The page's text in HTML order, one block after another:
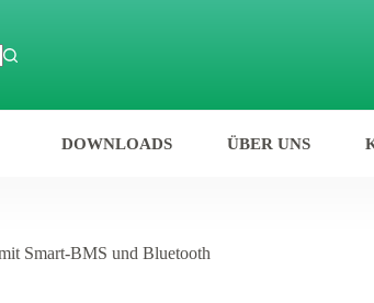
DOWNLOADS ÜBER UNS
Smart-BMS und Bluetooth